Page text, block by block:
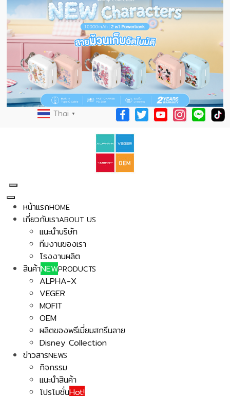
Thai ▼
หน้าแรกHOME
เกี่ยวกับเราABOUT US
แนะนำบริษัท
ทีมงานของเรา
โรงงานผลิต
สินค้าNEWPRODUCTS
ALPHA-X
VEGER
MOFIT
OEM
ผลิตของพรีเมี่ยมสกรีนลาย
Disney Collection
ข่าวสารNEWS
กิจกรรม
แนะนำสินค้า
โปรโมชั่นHot!